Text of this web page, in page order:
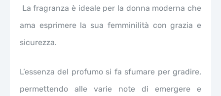
La fragranza è ideale per la donna moderna che
ama esprimere la sua femminilità con grazia e
sicurezza.
L’essenza del profumo si fa sfumare per gradire,
permettendo alle varie note di emergere e